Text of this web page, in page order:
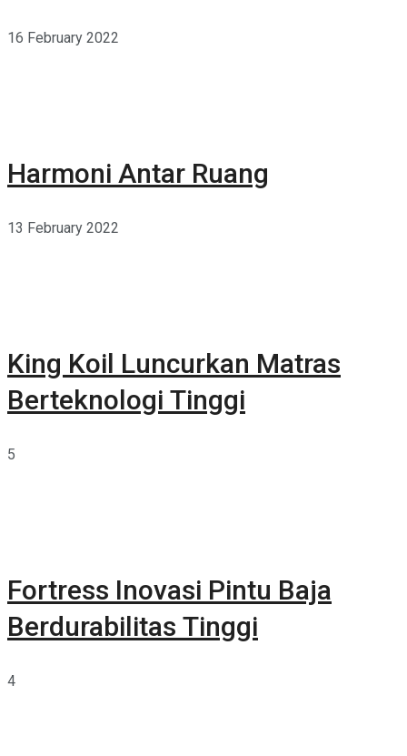
16 February 2022
Harmoni Antar Ruang
13 February 2022
King Koil Luncurkan Matras
Berteknologi Tinggi
5
Fortress Inovasi Pintu Baja
Berdurabilitas Tinggi
4